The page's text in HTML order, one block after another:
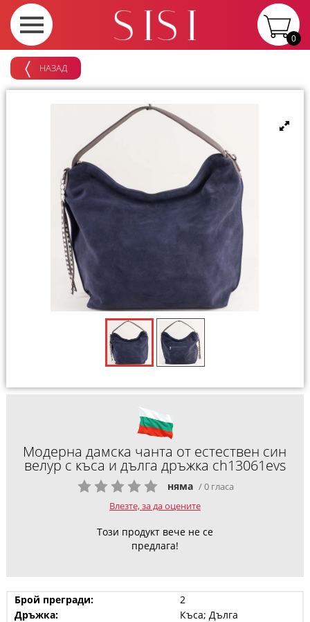
0
НАЗАД
Модерна дамска чанта от естествен син
велур с къса и дълга дръжка ch13061evs
няма / 0 гласа
Влезте, за да оцените
Този продукт вече не се
предлага!
Брой прегради:
2
Дръжка:
Къса; Дълга